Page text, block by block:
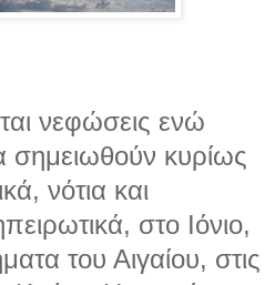
νεφώσεις ενώ
σημειωθούν κυρίως
νότια και
στο Ιόνιο,
του Αιγαίου, στις